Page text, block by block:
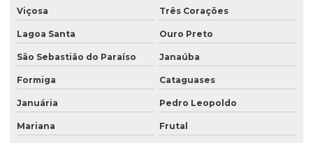
Viçosa Três Corações
Lagoa Santa Ouro Preto
São Sebastião do Paraíso Janaúba
Formiga Cataguases
Januária Pedro Leopoldo
Mariana Frutal